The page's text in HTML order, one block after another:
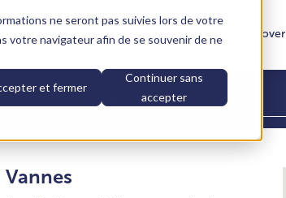
ne seront pas suivies lors de votre
votre navigateur afin de se souvenir de ne
et fermer
Continuer sans
accepter
Acheter Faire construire Vendre Rénover
Typologie Surface